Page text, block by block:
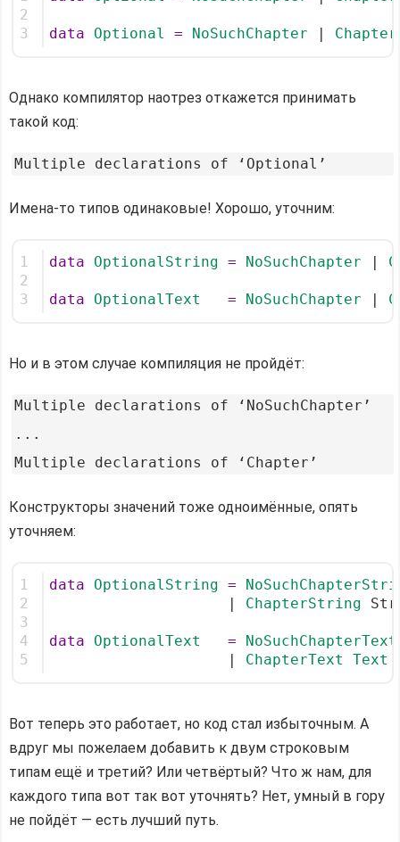
2
3
data Optional = NoSuchChapter Chapter
Однако компилятор наотрез откажется принимать
такой код:
Имена-то типов одинаковые! Хорошо, уточним:
1
2
3
data OptionalString = NoSuchChapter
data OptionalText = NoSuchChapter
Но и в этом случае компиляция не пройдёт:
Multiple declarations of ‘NoSuchChapter’
...
Конструкторы значений тоже одноимённые, опять
уточняем:
1
2
3
4
5
data OptionalString =
ChapterString
data OptionalText =
NoSuchChapterText
ChapterText Text
Вот теперь это работает, но код стал избыточным. А
вдруг мы пожелаем добавить к двум строковым
типам ещё и третий? Или четвёртый? Что ж нам, для
каждого типа вот так вот уточнять? Нет, умный в гору
не пойдёт — есть лучший путь.